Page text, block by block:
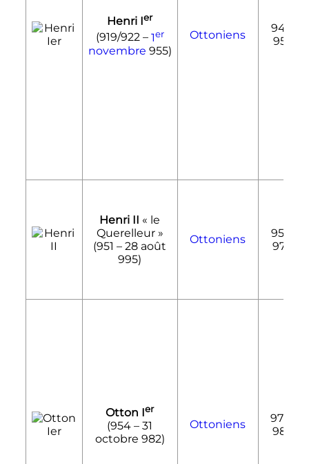
Henri Ier
(919/922 – 1er
novembre 955)
Ottoniens
947-
955
Henri II « le
Querelleur »
(951 –28 août
995)
Ottoniens
955-
976
Otton Ier
(954 –31
octobre 982)
Ottoniens
976-
982